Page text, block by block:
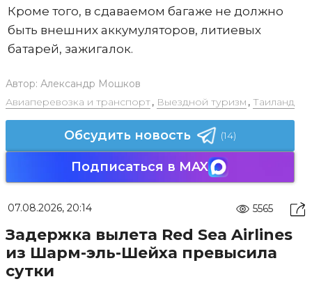
Кроме того, в сдаваемом багаже не должно
быть внешних аккумуляторов, литиевых
батарей, зажигалок.
Автор: Александр Мошков
Авиаперевозка и транспорт, Выездной туризм , Таиланд
Обсудить новость (14)
Подписаться в MAX
07.08.2026, 20:14 5565
Задержка вылета Red Sea Airlines
из Шарм-эль-Шейха превысила
сутки